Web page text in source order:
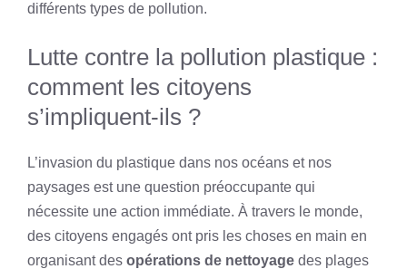
différents types de pollution.
Lutte contre la pollution plastique :
comment les citoyens
s’impliquent-ils ?
L’invasion du plastique dans nos océans et nos
paysages est une question préoccupante qui
nécessite une action immédiate. À travers le monde,
des citoyens engagés ont pris les choses en main en
organisant des opérations de nettoyage des plages